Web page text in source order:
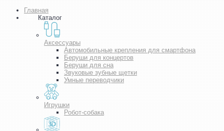
Главная
Каталог
Аксессуары
Автомобильные крепления для смартфона
Беруши для концертов
Беруши для сна
Звуковые зубные щетки
Умные переводчики
Игрушки
Робот-собака